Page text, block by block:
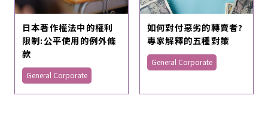
日本著作權法中的權利
限制:公平使用的例外條
款
General Corporate
如何對付惡劣的轉賣者?
專家解釋的五種對策
General Corporate